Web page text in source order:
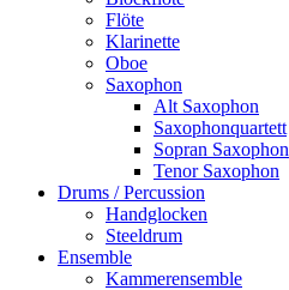
Flöte
Klarinette
Oboe
Saxophon
Alt Saxophon
Saxophonquartett
Sopran Saxophon
Tenor Saxophon
Drums / Percussion
Handglocken
Steeldrum
Ensemble
Kammerensemble